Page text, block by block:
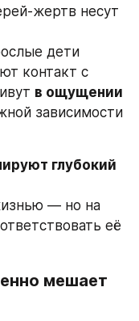
дети
контакт с
в ощущении
зависимости
глубокий
её
мешает